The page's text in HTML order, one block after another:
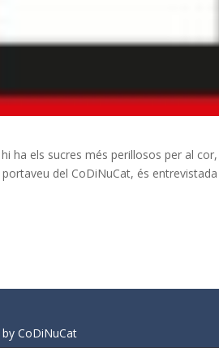
ha els sucres més perillosos per al
del CoDiNuCat, és
CoDiNuCat